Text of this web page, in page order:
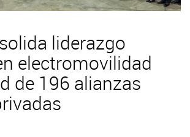
liderazgo
electromovilidad
de 196 alianzas